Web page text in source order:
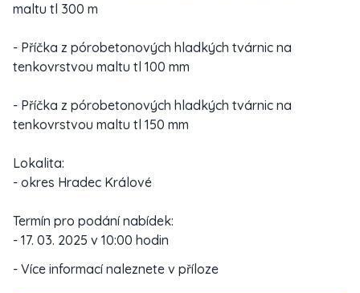
maltu tl 300 m
- Příčka z pórobetonových hladkých tvárnic na
tenkovrstvou maltu tl 100 mm
- Příčka z pórobetonových hladkých tvárnic na
tenkovrstvou maltu tl 150 mm
Lokalita:
- okres Hradec Králové
Termín pro podání nabídek:
- 17. 03. 2025 v 10:00 hodin
- Více informací naleznete v příloze